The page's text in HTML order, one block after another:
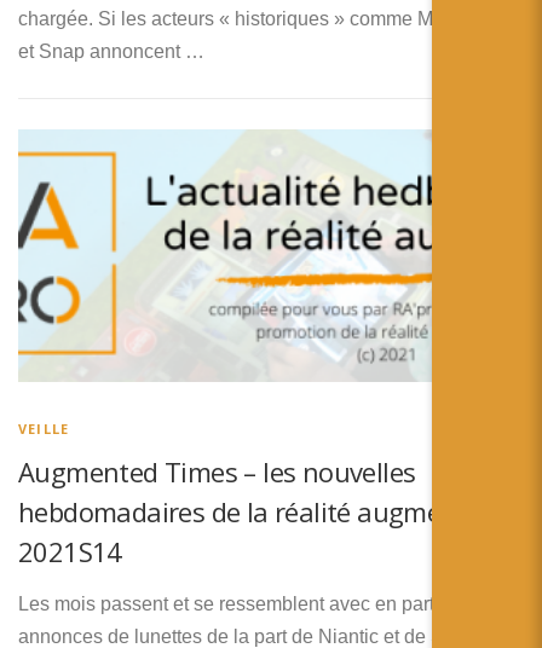
chargée. Si les acteurs « historiques » comme Magic Leap
et Snap annoncent …
VEILLE
Augmented Times – les nouvelles
hebdomadaires de la réalité augmentée –
2021S14
Les mois passent et se ressemblent avec en particulier des
annonces de lunettes de la part de Niantic et de Snap, qui